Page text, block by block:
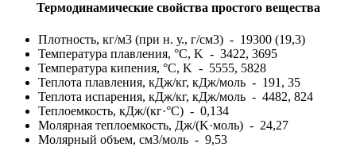
Термодинамические свойства простого вещества
Плотность, кг/м3 (при н. у., г/см3) - 19300 (19,3)
Температура плавления, °C, K - 3422, 3695
Температура кипения, °C, K - 5555, 5828
Теплота плавления, кДж/кг, кДж/моль - 191, 35
Теплота испарения, кДж/кг, кДж/моль - 4482, 824
Теплоемкость, кДж/(кг·°С) - 0,134
Молярная теплоемкость, Дж/(K·моль) - 24,27
Молярный объем, см3/моль - 9,53